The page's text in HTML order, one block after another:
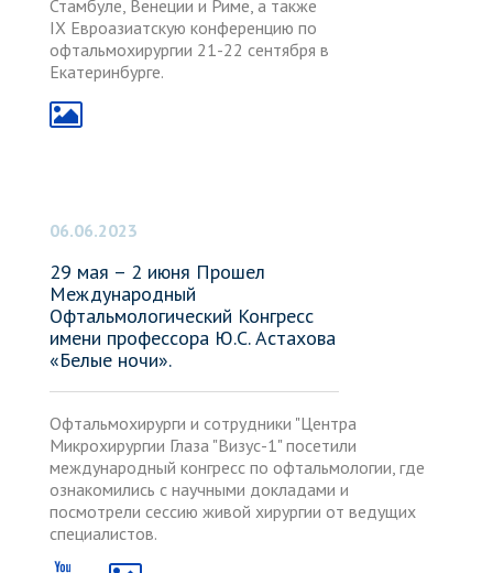
Стамбуле, Венеции и Риме, а также
IX Евроазиатскую конференцию по
офтальмохирургии 21-22 сентября в
Екатеринбурге.
06.06.2023
29 мая – 2 июня Прошел
Международный
Офтальмологический Конгресс
имени профессора Ю.С. Астахова
«Белые ночи».
Офтальмохирурги и сотрудники "Центра
Микрохирургии Глаза "Визус-1" посетили
международный конгресс по офтальмологии, где
ознакомились с научными докладами и
посмотрели сессию живой хирургии от ведущих
специалистов.